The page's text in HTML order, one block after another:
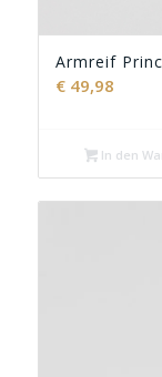
Armreif
€49,98
In den